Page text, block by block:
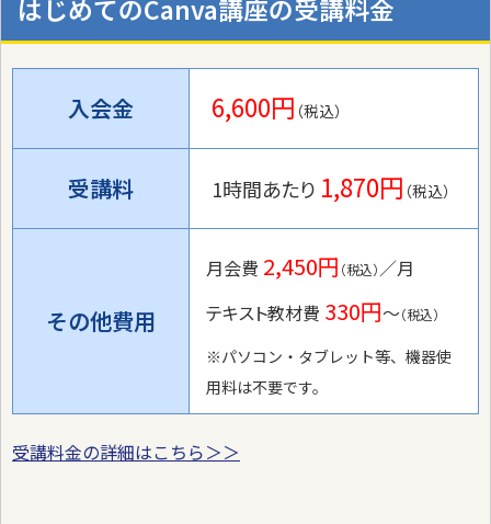
はじめてのCanva講座の受講料金
入会金 6,600円 （税込）
受講料 1時間あたり 1,870円 （税込）
その他費用
月会費 2,450円 （税込）／月
テキスト教材費 330円〜（税込）
※パソコン・タブレット等、機器使
用料は不要です。
受講料金の詳細はこちら＞＞